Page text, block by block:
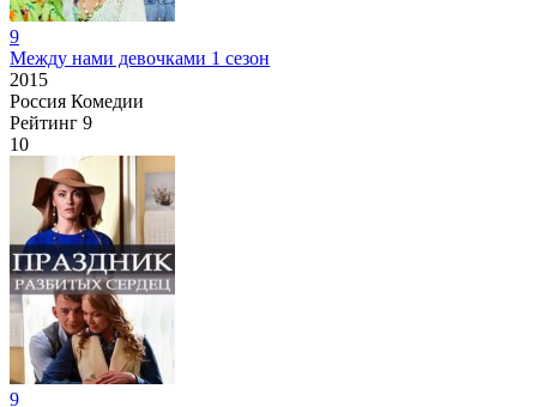
9
Между нами девочками 1 сезон
2015
Россия Комедии
Рейтинг 9
10
9